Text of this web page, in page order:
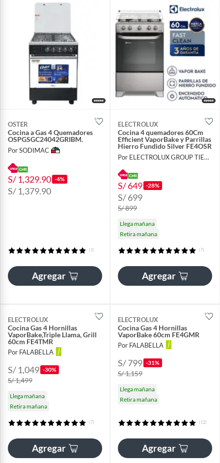
OSTER
Cocina a Gas 4 Quemadores
OSPGSGC24042GRIBM.
Por SODIMAC
S/ 1,329.90 -4%
S/ 1,379.90
(1)
Agregar
ELECTROLUX
Cocina 4 quemadores 60Cm
Efficient VaporBake y Parrillas
Hierro Fundido Silver FE4OSR
Por ELECTROLUX GROUP TIENDA OFICIAL
S/ 649 -28%
S/ 699
S/ 899
Llega mañana
Retira mañana
(7)
Agregar
ELECTROLUX
Cocina Gas 4 Hornillas
VaporBake,Triple Llama, Grill
60cm FE4TMR
Por FALABELLA
S/ 1,049 -30%
S/ 1,499
Llega mañana
Retira mañana
(7)
Agregar
ELECTROLUX
Cocina Gas 4 Hornillas
VaporBake 60cm FE4GMR
Por FALABELLA
S/ 799 -31%
S/ 1,159
Llega mañana
Retira mañana
(12)
Agregar